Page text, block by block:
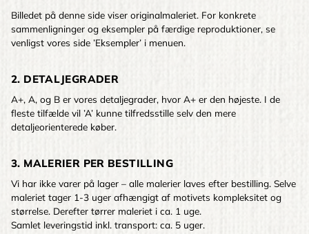
Billedet på denne side viser originalmaleriet. For konkrete
sammenligninger og eksempler på færdige reproduktioner, se
venligst vores side ’Eksempler’ i menuen.
2. DETALJEGRADER
A+, A, og B er vores detaljegrader, hvor A+ er den højeste. I de
fleste tilfælde vil ’A’ kunne tilfredsstille selv den mere
detaljeorienterede køber.
3. MALERIER PER BESTILLING
Vi har ikke varer på lager – alle malerier laves efter bestilling. Selve
maleriet tager 1-3 uger afhængigt af motivets kompleksitet og
størrelse. Derefter tørrer maleriet i ca. 1 uge.
Samlet leveringstid inkl. transport: ca. 5 uger.